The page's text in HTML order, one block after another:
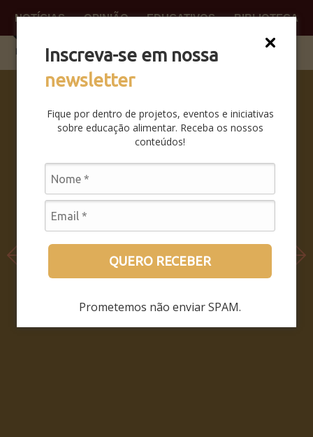
Inscreva-se em nossa
newsletter
Fique por dentro de projetos, eventos e iniciativas
sobre educação alimentar. Receba os nossos
conteúdos!
QUERO RECEBER
Prometemos não enviar SPAM.
NOTÍCIAS OPINIÃO EDUCATIVOS BIBLIOTECA
SABERES
DA BOCA
PRA BOCA:
COMO FOI
SEMINÁRIO
LEIA MAIS